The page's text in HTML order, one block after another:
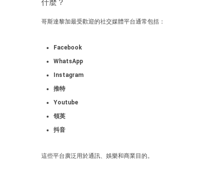
什麼？
哥斯達黎加最受歡迎的社交媒體平台通常包括：
Facebook
WhatsApp
Instagram
推特
Youtube
領英
抖音
這些平台廣泛用於通訊、娛樂和商業目的。